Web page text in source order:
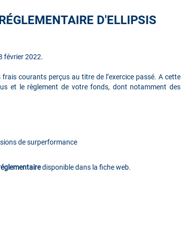
D'ELLIPSIS
février 2022.
courants perçus au titre de l’exercice passé. A cette
et le règlement de votre fonds, dont notamment des
de surperformance
disponible dans la fiche web.